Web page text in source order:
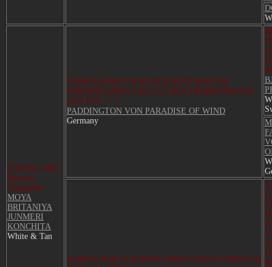
JCH Rus, RKF,
Russian,
Champion
MOYA
BRITANIYA
JUNMERI
KONCHITA
White & Tan
JCHRUS,JCHLIT,JCHLAT,JCHEST,JBALTIK
WINNER,CHRUS,CHLUX,CHCZ,HERBSTSIEGER
2013,PTL — 3
PADDINGTON VON PARADISE OF WIND
Germany
JCHRUS,JCHLIT,JCHEST,CHRUS,CHLIT,CHEST,CH
&